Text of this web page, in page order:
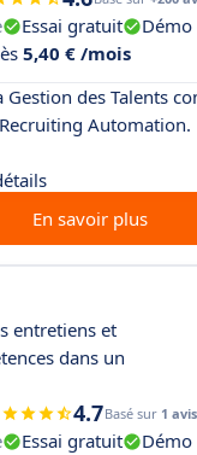
Essai gratuit
5,40 € /mois
Gestion des Talents
Automation.
En savoir plus
entretiens et
dans un
4.7Basé sur 1 avis
Essai gratuit